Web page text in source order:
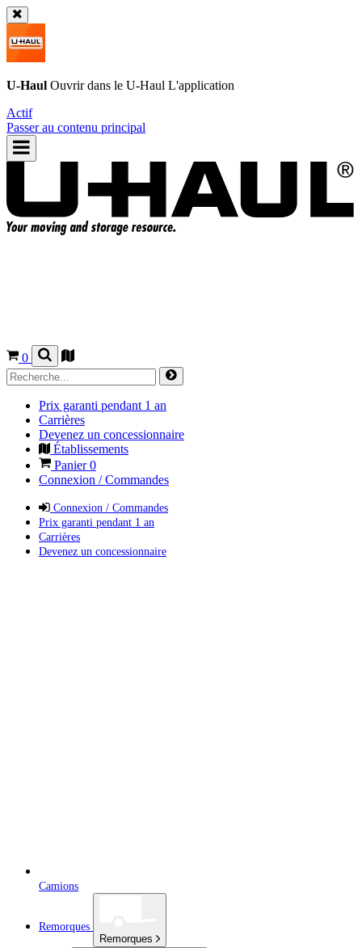
U-Haul Ouvrir dans le U-Haul L'application
Actif
Passer au contenu principal
0
Prix garanti pendant 1 an
Carrières
Devenez un concessionnaire
Établissements
Panier0
Connexion / Commandes
Connexion / Commandes
Prix garanti pendant 1 an
Carrières
Devenez un concessionnaire
Camions
Remorques
Remorques